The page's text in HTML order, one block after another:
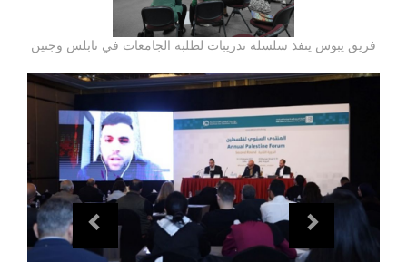
فريق يبوس ينفذ سلسلة تدريبات لطلبة الجامعات في نابلس وجنين